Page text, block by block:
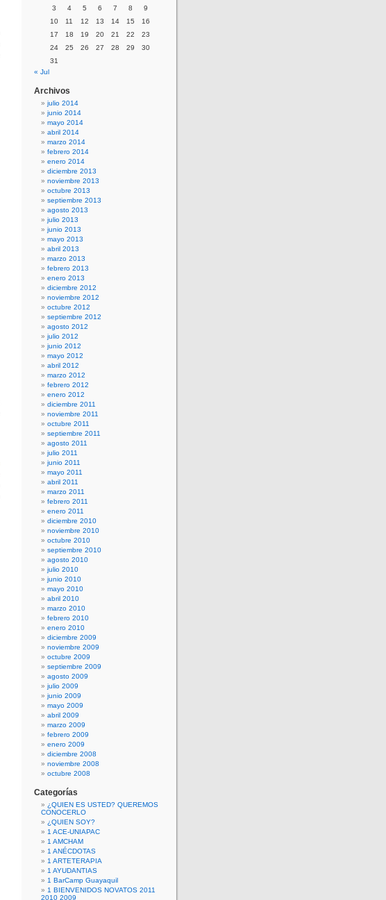
3
4 5 6 7 8
9
10
11 12 13 14 15
16
17
18 19 20 21 22
23
24
25 26 27 28 29
30
31
« Jul
Archivos
julio 2014
junio 2014
mayo 2014
abril 2014
marzo 2014
febrero 2014
enero 2014
diciembre 2013
noviembre 2013
octubre 2013
septiembre 2013
agosto 2013
julio 2013
junio 2013
mayo 2013
abril 2013
marzo 2013
febrero 2013
enero 2013
diciembre 2012
noviembre 2012
octubre 2012
septiembre 2012
agosto 2012
julio 2012
junio 2012
mayo 2012
abril 2012
marzo 2012
febrero 2012
enero 2012
diciembre 2011
noviembre 2011
octubre 2011
septiembre 2011
agosto 2011
julio 2011
junio 2011
mayo 2011
abril 2011
marzo 2011
febrero 2011
enero 2011
diciembre 2010
noviembre 2010
octubre 2010
septiembre 2010
agosto 2010
julio 2010
junio 2010
mayo 2010
abril 2010
marzo 2010
febrero 2010
enero 2010
diciembre 2009
noviembre 2009
octubre 2009
septiembre 2009
agosto 2009
julio 2009
junio 2009
mayo 2009
abril 2009
marzo 2009
febrero 2009
enero 2009
diciembre 2008
noviembre 2008
octubre 2008
Categorías
¿QUIEN ES USTED? QUEREMOS
CONOCERLO
¿QUIEN SOY?
1 ACE-UNIAPAC
1 AMCHAM
1 ANÉCDOTAS
1 ARTETERAPIA
1 AYUDANTIAS
1 BarCamp Guayaquil
1 BIENVENIDOS NOVATOS 2011
2010 2009